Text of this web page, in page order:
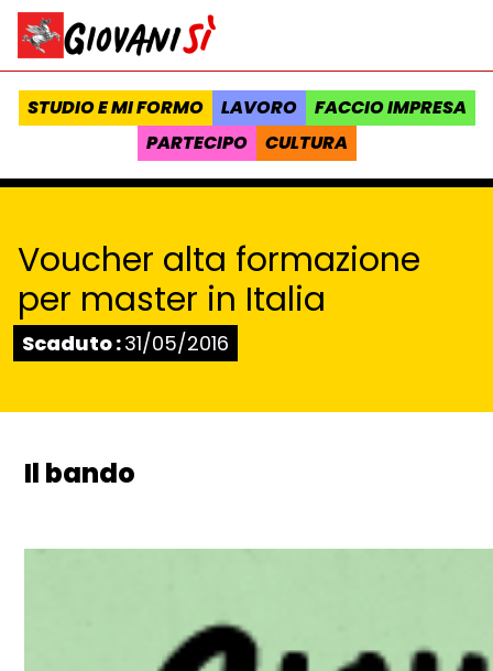
Vai al contenuto
Homepage Giovanisì - Progetto della Regione Toscana
STUDIO E MI FORMO LAVORO
FACCIO IMPRESA
PARTECIPO
CULTURA
Voucher alta formazione
per master in Italia
Stato:
Scaduto :31/05/2016
Il bando